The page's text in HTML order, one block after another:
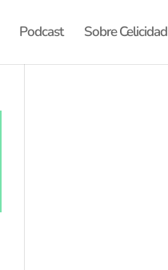
Podcast Sobre Celicidad